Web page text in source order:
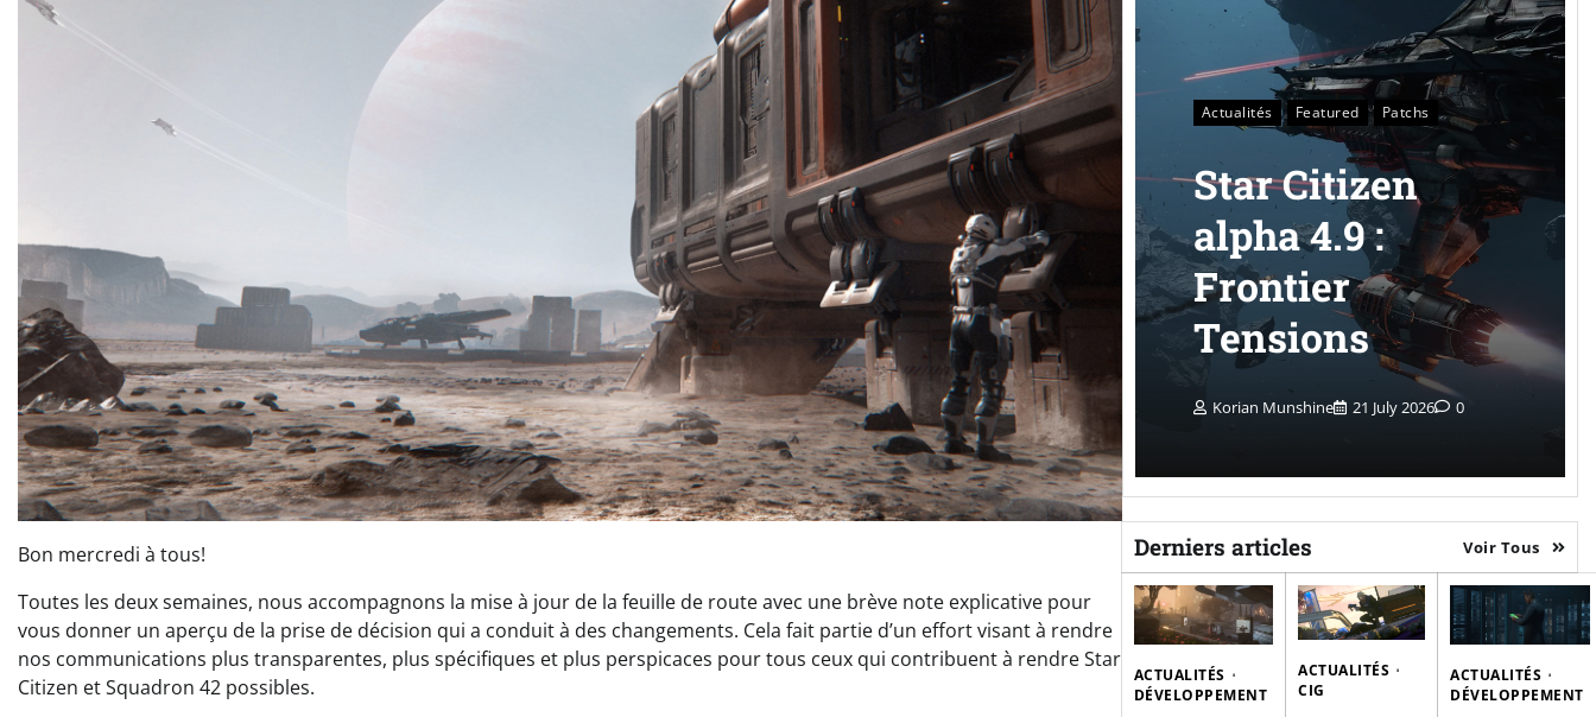
Bon mercredi à tous!
Toutes les deux semaines, nous accompagnons la mise à jour de la feuille de route avec une brève note explicative pour
vous donner un aperçu de la prise de décision qui a conduit à des changements. Cela fait partie d’un effort visant à rendre
nos communications plus transparentes, plus spécifiques et plus perspicaces pour tous ceux qui contribuent à rendre Star
Citizen et Squadron 42 possibles.
Featured Patchs
Star Citizen
Alpha 4.7 :
Welcome to the
rock
Korian Munshine 26 March 2026 0
Actualités Featured Patchs
Star Citizen
alpha 4.9 :
Frontier
Tensions
Korian Munshine 21 July 2026 0
Derniers articles Voir Tous
ACTUALITÉS
DÉVELOPPEMENT
ACTUALITÉS
CIG
ACTUALITÉS
DÉVELOPPEMENT